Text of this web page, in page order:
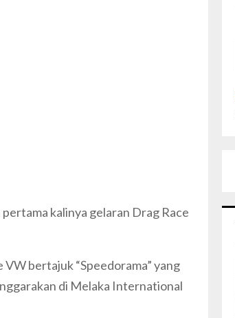
kalinya gelaran Drag Race
bertajuk “Speedorama” yang
di Melaka International